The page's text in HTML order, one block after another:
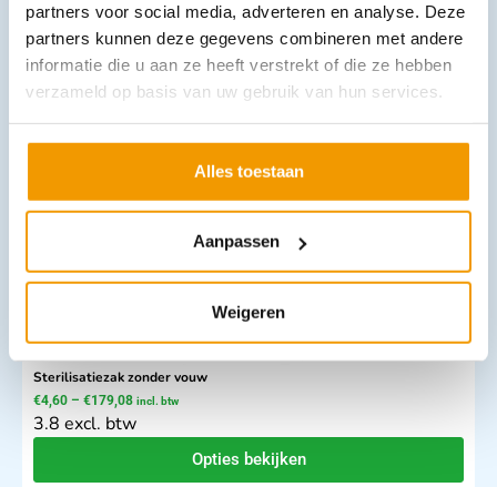
partners voor social media, adverteren en analyse. Deze
partners kunnen deze gegevens combineren met andere
informatie die u aan ze heeft verstrekt of die ze hebben
verzameld op basis van uw gebruik van hun services.
Alles toestaan
Aanpassen
Weigeren
Sterilisatiefolie voor hete lucht
21 excl. btw
Leverbaar
Sterilisatiezak zonder vouw
€4,60 – €179,08 incl. btw
3.8 excl. btw
Opties bekijken